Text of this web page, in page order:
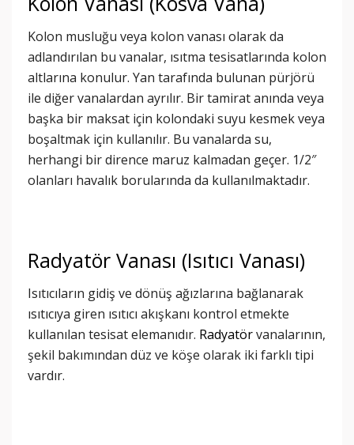
Kolon musluğu veya kolon vanası olarak da
adlandırılan bu vanalar, ısıtma tesisatlarında kolon
altlarına konulur. Yan tarafında bulunan pürjörü
ile diğer vanalardan ayrılır. Bir tamirat anında veya
başka bir maksat için kolondaki suyu kesmek veya
boşaltmak için kullanılır. Bu vanalarda su,
herhangi bir dirence maruz kalmadan geçer. 1/2″
olanları havalık borularında da kullanılmaktadır.
Radyatör Vanası (Isıtıcı Vanası)
Isıtıcıların gidiş ve dönüş ağızlarına bağlanarak
ısıtıcıya giren ısıtıcı akışkanı kontrol etmekte
kullanılan tesisat elemanıdır. Radyatörvanalarının,
şekil bakımından düz ve köşe olarak iki farklı tipi
vardır.